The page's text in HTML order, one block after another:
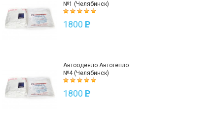
№1 (Челябинск)
1800 P
Автоодеяло Автотепло
№4 (Челябинск)
1800 P